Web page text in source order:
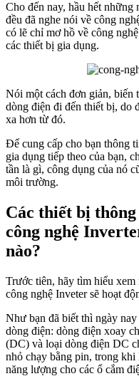
Cho đến nay, hầu hết những
đều đã nghe nói về công
có lẽ chỉ mơ hồ về công
các thiết bị gia dụng.
Nói một cách đơn giản, biến
dòng điện đi đến thiết bị, do
xa hơn từ đó.
Để cung cấp cho bạn thông
gia dụng tiếp theo của bạn,
tần là gì, công dụng của nó
môi trường.
Các thiết bị
công nghệ
nào?
Trước tiên, hãy tìm hiểu
công nghệ Inveter sẽ hoạt
Như bạn đã biết thì ngày
dòng điện: dòng điện xoay
(DC) và loại dòng điện DC
nhỏ chạy bằng pin, trong
năng lượng cho các ổ cắm